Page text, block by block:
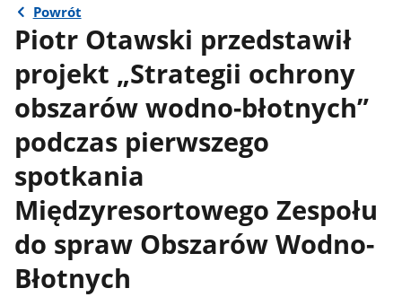
Powrót
Piotr Otawski przedstawił
projekt „Strategii ochrony
obszarów wodno-błotnych”
podczas pierwszego
spotkania
Międzyresortowego Zespołu
do spraw Obszarów Wodno-
Błotnych